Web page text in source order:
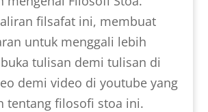
filsafat ini, membuat
untuk menggali lebih
tulisan demi tulisan di
demi video di youtube yang
tentang filosofi stoa ini.